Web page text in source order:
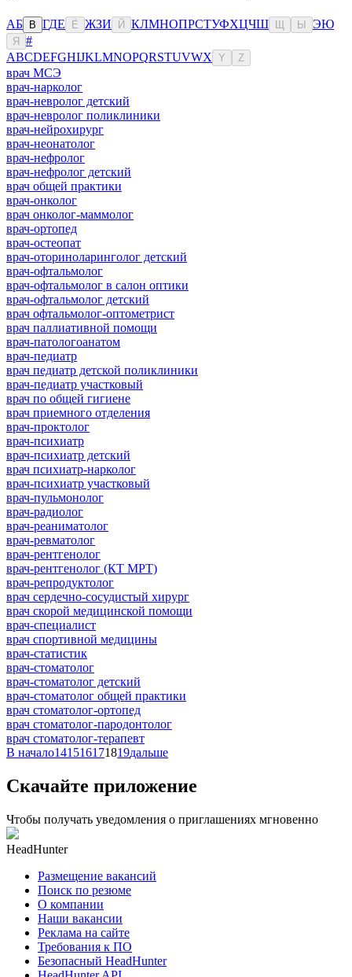
АБ В ГДЕ Ё ЖЗИ Й КЛМНОПРСТУФХЦЧШ Ы ЭЮ
Я
#
ABCDEFGHIJKLMNOPQRSTUVWX Y Z
врач МСЭ
врач-нарколог
врач-невролог детский
врач-невролог поликлиники
врач-нейрохирург
врач-неонатолог
врач-нефролог
врач-нефролог детский
врач общей практики
врач-онколог
врач онколог-маммолог
врач-ортопед
врач-остеопат
врач-оториноларинголог детский
врач-офтальмолог
врач-офтальмолог в салон оптики
врач-офтальмолог детский
врач офтальмолог-оптометрист
врач паллиативной помощи
врач-патологоанатом
врач-педиатр
врач педиатр детской поликлиники
врач-педиатр участковый
врач по общей гигиене
врач приемного отделения
врач-проктолог
врач-психиатр
врач-психиатр детский
врач психиатр-нарколог
врач-психиатр участковый
врач-пульмонолог
врач-радиолог
врач-реаниматолог
врач-ревматолог
врач-рентгенолог
врач-рентгенолог (КТ МРТ)
врач-репродуктолог
врач сердечно-сосудистый хирург
врач скорой медицинской помощи
врач-специалист
врач спортивной медицины
врач-статистик
врач-стоматолог
врач-стоматолог детский
врач-стоматолог общей практики
врач стоматолог-ортопед
врач стоматолог-пародонтолог
врач стоматолог-терапевт
В начало141516171819дальше
Скачайте приложение
Чтобы получать уведомления о приглашениях мгновенно
HeadHunter
Размещение вакансий
Поиск по резюме
О компании
Наши вакансии
Реклама на сайте
Требования к ПО
Безопасный HeadHunter